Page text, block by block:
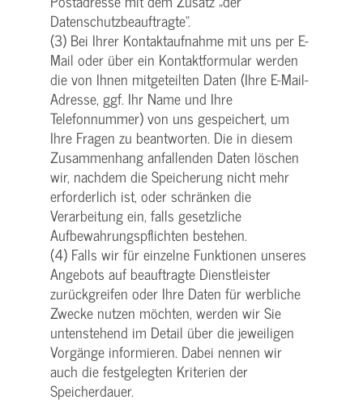
Datenschutzbeauftragte“.
(3) Bei Ihrer Kontaktaufnahme mit uns per E-
Mail oder über ein Kontaktformular werden
die von Ihnen mitgeteilten Daten (Ihre E-Mail-
Adresse, ggf. Ihr Name und Ihre
Telefonnummer) von uns gespeichert, um
Ihre Fragen zu beantworten. Die in diesem
Zusammenhang anfallenden Daten löschen
wir, nachdem die Speicherung nicht mehr
erforderlich ist, oder schränken die
Verarbeitung ein, falls gesetzliche
Aufbewahrungspflichten bestehen.
(4) Falls wir für einzelne Funktionen unseres
Angebots auf beauftragte Dienstleister
zurückgreifen oder Ihre Daten für werbliche
Zwecke nutzen möchten, werden wir Sie
untenstehend im Detail über die jeweiligen
Vorgänge informieren. Dabei nennen wir
auch die festgelegten Kriterien der
Speicherdauer.